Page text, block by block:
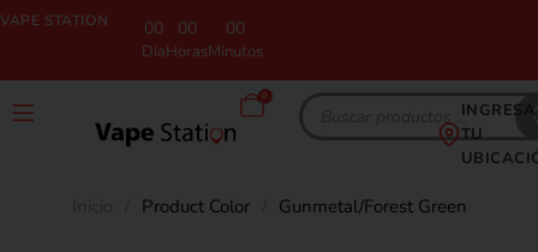
VAPE STATION 00
Día
00
Horas
00
Minutos
0
INGRESA
TU
Product Color Gunmetal/Forest Green